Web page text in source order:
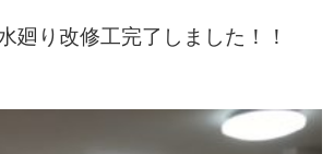
り改修工完了しました！！